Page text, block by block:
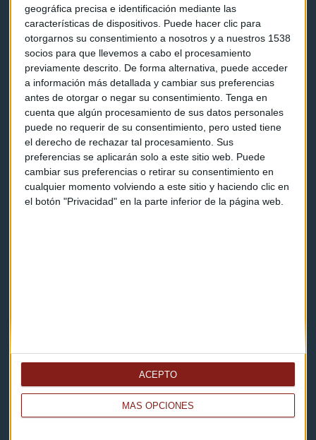
geográfica precisa e identificación mediante las
características de dispositivos. Puede hacer clic para
otorgarnos su consentimiento a nosotros y a nuestros 1538
socios para que llevemos a cabo el procesamiento
previamente descrito. De forma alternativa, puede acceder
a información más detallada y cambiar sus preferencias
antes de otorgar o negar su consentimiento. Tenga en
cuenta que algún procesamiento de sus datos personales
puede no requerir de su consentimiento, pero usted tiene
el derecho de rechazar tal procesamiento. Sus
preferencias se aplicarán solo a este sitio web. Puede
cambiar sus preferencias o retirar su consentimiento en
cualquier momento volviendo a este sitio y haciendo clic en
el botón "Privacidad" en la parte inferior de la página web.
MÁS OPCIONES
ACEPTO
Eventos
Consultorios
Programas y podcasts
Contacto & Legal
Contacto
Cómo escucharnos
Política de privacidad